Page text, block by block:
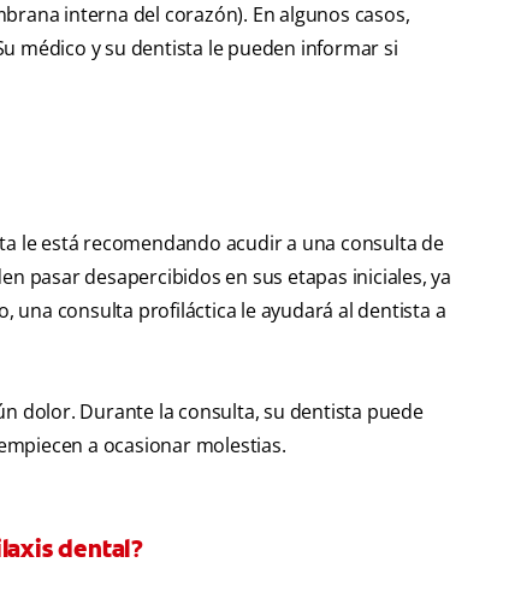
interna del corazón). En algunos casos,
médico y su dentista le pueden informar si
le está recomendando acudir a una consulta de
pasar desapercibidos en sus etapas iniciales, ya
una consulta profiláctica le ayudará al dentista a
dolor. Durante la consulta, su dentista puede
a ocasionar molestias.
dental?